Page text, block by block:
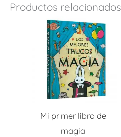
Productos relacionados
Mi primer libro de
magia